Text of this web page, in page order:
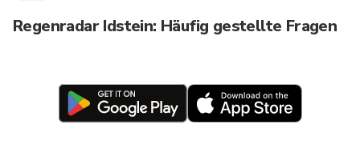
Regenradar Idstein: Häufig gestellte Fragen